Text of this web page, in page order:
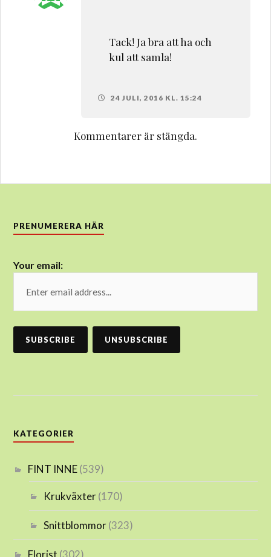
Tack! Ja bra att ha och
kul att samla!
24 JULI, 2016 KL. 15:24
Kommentarer är stängda.
PRENUMERERA HÄR
Your email:
KATEGORIER
FINT INNE(539)
Krukväxter(170)
Snittblommor(323)
Florist (302)